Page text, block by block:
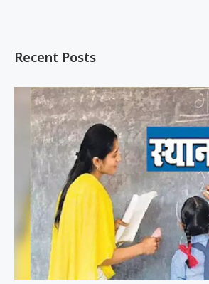
Recent Posts